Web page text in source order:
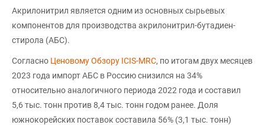
Акрилонитрил является одним из основных сырьевых
компонентов для производства акрилонитрил-бутадиен-
стирола (АБС).
Согласно Ценовому Обзору ICIS-MRC, по итогам двух месяцев
2023 года импорт АБС в Россию снизился на 34%
относительно аналогичного периода 2022 года и составил
5,6 тыс. тонн против 8,4 тыс. тонн годом ранее. Доля
южнокорейских поставок составила 56% (3,1 тыс. тонн)